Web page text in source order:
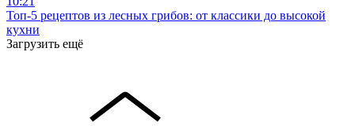
Топ-5 рецептов из лесных грибов: от классики до высокой
кухни
Загрузить ещё